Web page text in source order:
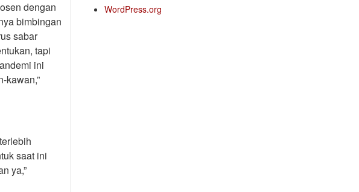
dengan
bimbingan
sabar
tapi
ini
kawan,”
saat ini
ya,”
WordPress.org